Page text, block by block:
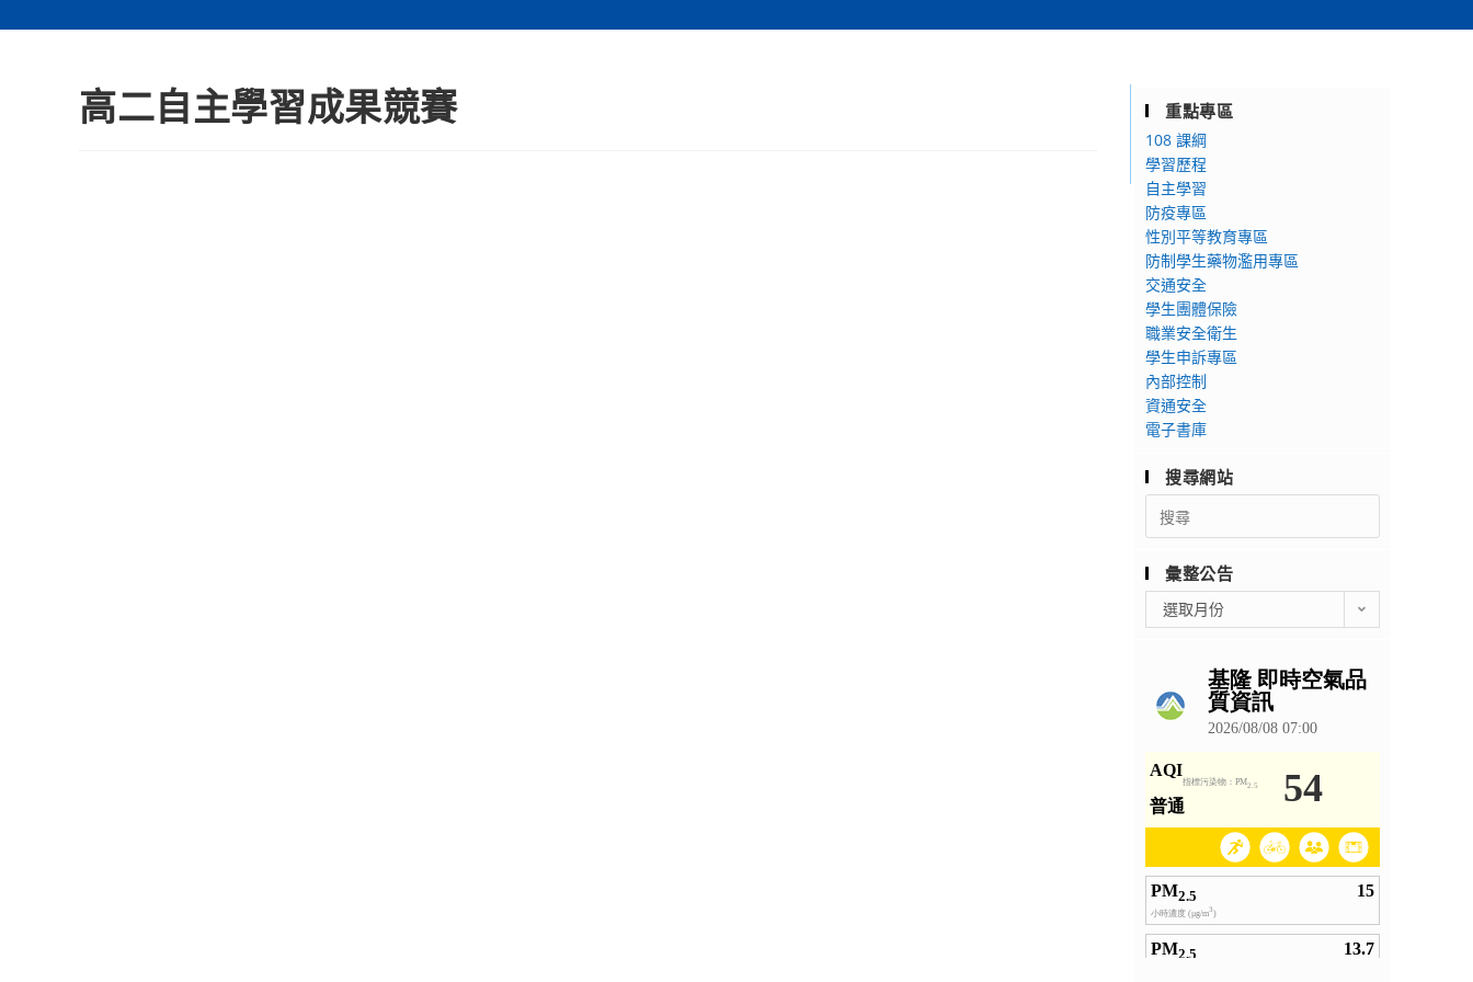
高二自主學習成果競賽 重點專區
108 課綱
學習歷程
自主學習
防疫專區
性別平等教育專區
防制學生藥物濫用專區
交通安全
學生團體保險
職業安全衛生
學生申訴專區
內部控制
資通安全
電子書庫
搜尋網站
Search
for:
彙整公告
整
選取月份